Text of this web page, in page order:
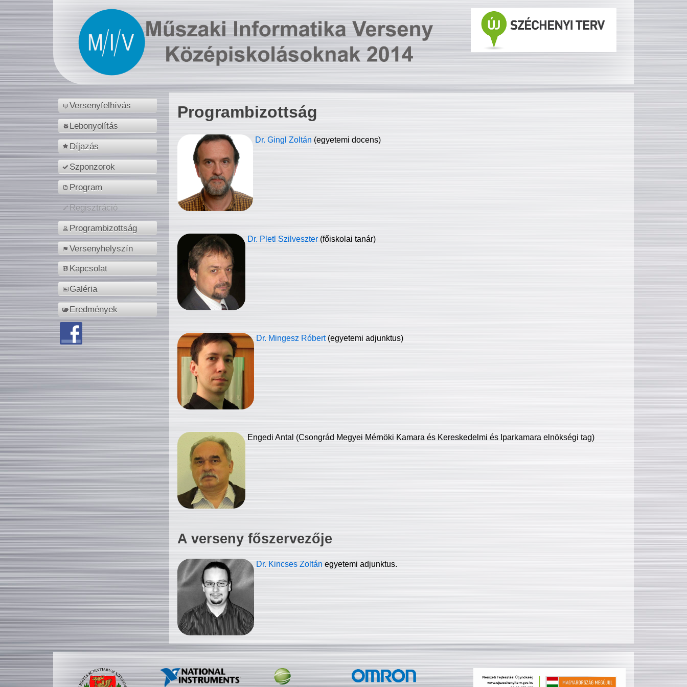
Versenyfelhívás
Lebonyolítás
Díjazás
Szponzorok
Program
Regisztráció
Programbizottság
Versenyhelyszín
Kapcsolat
Galéria
Eredmények
Programbizottság
Dr. Gingl Zoltán (egyetemi docens)
Dr. Pletl Szilveszter (főiskolai tanár)
Dr. Mingesz Róbert (egyetemi adjunktus)
Engedi Antal (Csongrád Megyei Mérnöki Kamara és Kereskedelmi és Iparkamara elnökségi tag)
A verseny főszervezője
Dr. Kincses Zoltán egyetemi adjunktus.